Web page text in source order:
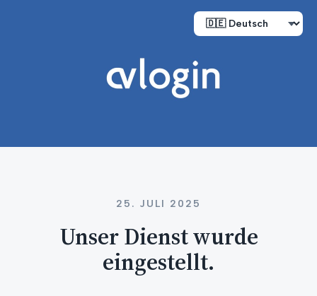
25. JULI 2025
Unser Dienst wurde
eingestellt.